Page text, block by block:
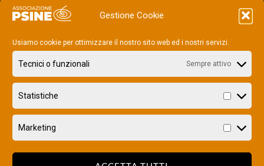
Gestione Cookie
Usiamo cookie per ottimizzare il nostro sito web ed i nostri servizi.
Tecnici o funzionali Sempre attivo
Statistiche
Marketing
via Staro, 10 Milano
P.IVA 08155870960 – REA 2023171
Privacy Policy
Cookie Policy
Gestisci preferenze cookies